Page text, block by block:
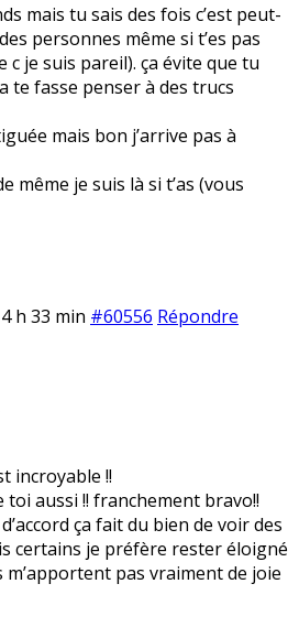
mais tu sais des fois c’est peut-
personnes même si t’es pas
c je suis pareil). ça évite que tu
te fasse penser à des trucs
mais bon j’arrive pas à
même je suis là si t’as (vous
h 33 min #60556 Répondre
incroyable !!
toi aussi !! franchement bravo!!
ça fait du bien de voir des
certains je préfère rester éloigné
m’apportent pas vraiment de joie